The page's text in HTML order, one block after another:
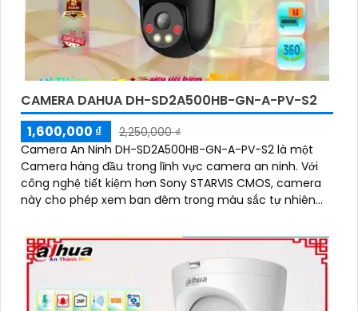
CAMERA DAHUA DH-SD2A500HB-GN-A-PV-S2
1,600,000 ₫
2,250,000 ₫
Camera An Ninh DH-SD2A500HB-GN-A-PV-S2 là một
Camera hàng đầu trong lĩnh vực camera an ninh. Với
công nghệ tiết kiệm hơn Sony STARVIS CMOS, camera
này cho phép xem ban đêm trong màu sắc tự nhiên